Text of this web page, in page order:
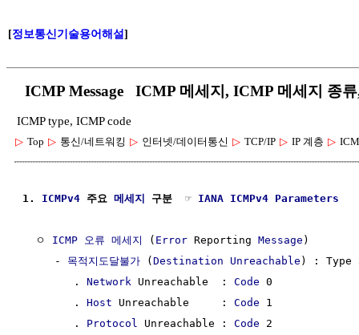
[정보통신기술용어해설]
ICMP Message ICMP 메세지, ICMP 메세지 종
ICMP type, ICMP code
▷ Top ▷ 통신/네트워킹 ▷ 인터넷/데이터통신 ▷ TCP/IP ▷ IP 계층 ▷
1. ICMPv4 주요 메세지 구분  ☞ IANA ICMPv4 Parameters
  ㅇ
ICMP 오류 메세지 ( Error Reporting Message )
     -
목적지도달불가 (Destination Unreachable ) : Type
        .
Network Unreachable  : Code 0
        .
Host Unreachable     : Code 1
        .
Protocol Unreachable : Code 2